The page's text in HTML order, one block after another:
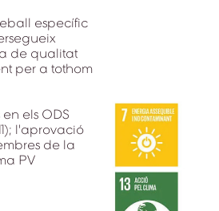
específic
de qualitat
per a tothom
els ODS
l'aprovació
de la
PV